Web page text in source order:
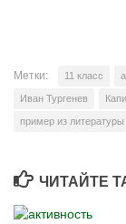
Метки: 11 класс
Иван Тургенев
пример из литературы
ЧИТАЙТЕ